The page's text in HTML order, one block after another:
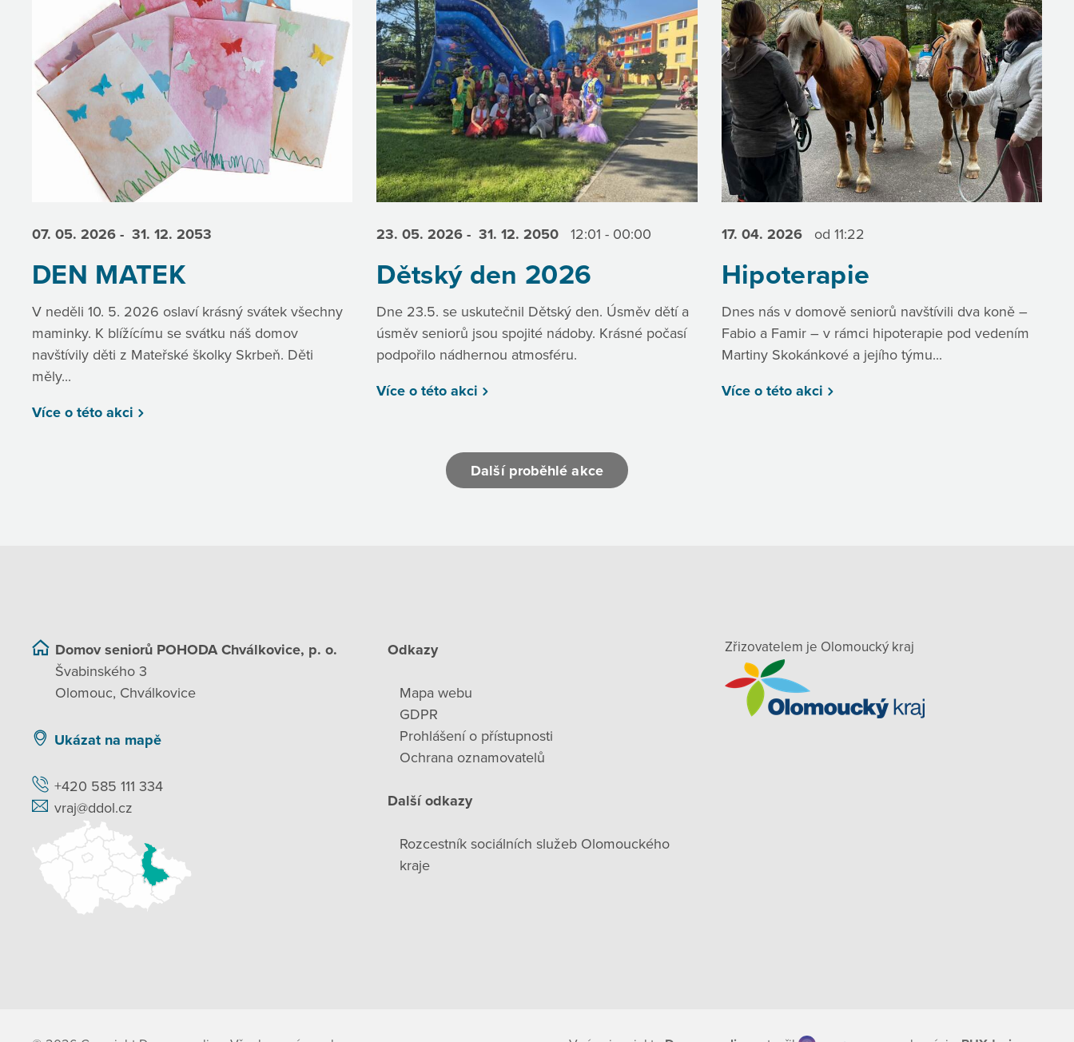
07. 05. 2026 - 31. 12. 2053
DEN MATEK
V neděli 10. 5. 2026 oslaví krásný svátek všechny
maminky. K blížícímu se svátku náš domov
navštívily děti z Mateřské školky Skrbeň. Děti
měly...
Více o této akci
23. 05.2026 - 31. 12.2050 12:01 - 00:00
Dětský den 2026
Dne 23.5. se uskutečnil Dětský den. Úsměv dětí a
úsměv seniorů jsou spojité nádoby. Krásné počasí
podpořilo nádhernou atmosféru.
Více o této akci
17. 04. 2026 od 11:22
Hipoterapie
Dnes nás v domově seniorů navštívili dva koně –
Fabio a Famir – v rámci hipoterapie pod vedením
Martiny Skokánkové a jejího týmu...
Více o této akci
Další proběhlé akce
Domov seniorů POHODA Chválkovice, p. o.
Švabinského 3
Olomouc, Chválkovice
Ukázat na mapě
+420 585 111 334
vraj@ddol.cz
Odkazy
Mapa webu
GDPR
Prohlášení o přístupnosti
Ochrana oznamovatelů
Další odkazy
Rozcestník sociálních služeb Olomouckého
kraje
Zřizovatelem je Olomoucký kraj